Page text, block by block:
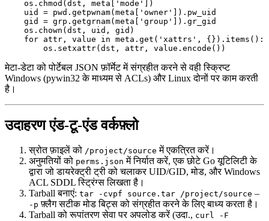
    os.chmod(dst, meta['mode'])
    uid = pwd.getpwnam(meta['owner']).pw_uid
    gid = grp.getgrnam(meta['group']).gr_gid
    os.chown(dst, uid, gid)
    for attr, value in meta.get('xattrs', {}).items():
मेटा‑डेटा को पोर्टेबल JSON फ़ॉर्मेट में संग्रहीत करने से वही स्क्रिप्ट
Windows (pywin32 के माध्यम से ACLs) और Linux दोनों पर काम करती
है।
उदाहरण एंड‑टू‑एंड वर्कफ़्लो
स्रोत फ़ाइलेंको /project/source में एकत्रित करें।
अनुमतियोंको perms.json में निर्यात करें, एक छोटे Go यूटिलिटी के
द्वारा जो डायरेक्ट्री ट्री को चलाकर UID/GID, मोड, और Windows
ACL SDDL स्ट्रिंग्स लिखता है।
Tarballबनाएं: tar -cvpf source.tar /project/source –
-p फ़्लैग सटीक मोड बिट्स को संग्रहीत करने के लिए बाध्य करता है।
Tarballको रूपांतरण सेवा पर अपलोड करें (उदा., curl -F